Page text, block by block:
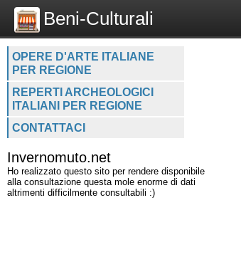
Beni-Culturali
OPERE D'ARTE ITALIANE
PER REGIONE
REPERTI ARCHEOLOGICI
ITALIANI PER REGIONE
CONTATTACI
Invernomuto.net
Ho realizzato questo sito per rendere disponibile
alla consultazione questa mole enorme di dati
altrimenti difficilmente consultabili :)